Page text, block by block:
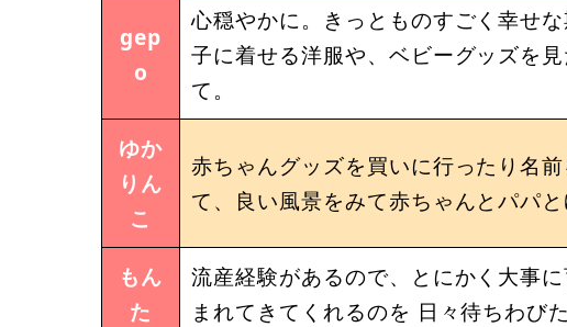
gep
o
心穏やかに。きっとものすごく幸せ
子に着せる洋服や、ベビーグッズを
て。
ゆか
りん
こ
赤ちゃんグッズを買いに行ったり名
て、良い風景をみて赤ちゃんとパパと
もん
た
流産経験があるので、とにかく大事
まれてきてくれるのを 日々待ちわびた